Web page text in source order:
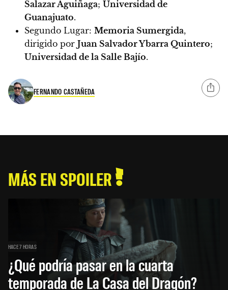
Salazar Aguiñaga; Universidad de
Guanajuato.
Segundo Lugar: Memoria Sumergida,
dirigido por Juan Salvador Ybarra Quintero;
Universidad de la Salle Bajío.
FERNANDO CASTAÑEDA
MÁS EN SPOILER
HACE 7 HORAS
¿Qué podría pasar en la cuarta
temporada de La Casa del Dragón?